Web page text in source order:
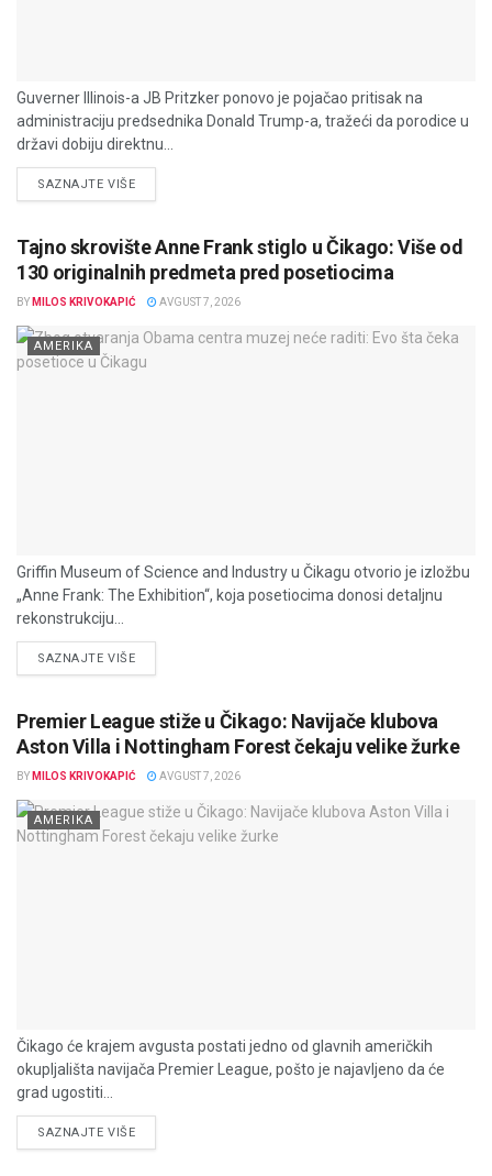
Guverner Illinois-a JB Pritzker ponovo je pojačao pritisak na
administraciju predsednika Donald Trump-a, tražeći da porodice u
državi dobiju direktnu...
SAZNAJTE VIŠEDETAILS
Tajno skrovište Anne Frank stiglo u Čikago: Više od
130 originalnih predmeta pred posetiocima
BY MILOS KRIVOKAPIĆ AVGUST 7, 2026
AMERIKA
Griffin Museum of Science and Industry u Čikagu otvorio je izložbu
„Anne Frank: The Exhibition“, koja posetiocima donosi detaljnu
rekonstrukciju...
SAZNAJTE VIŠEDETAILS
Premier League stiže u Čikago: Navijače klubova
Aston Villa i Nottingham Forest čekaju velike žurke
BY MILOS KRIVOKAPIĆ AVGUST 7, 2026
AMERIKA
Čikago će krajem avgusta postati jedno od glavnih američkih
okupljališta navijača Premier League, pošto je najavljeno da će
grad ugostiti...
SAZNAJTE VIŠEDETAILS